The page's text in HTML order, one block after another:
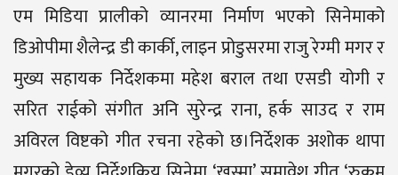
एम मिडिया प्रालीको व्यानरमा निर्माण भएको सिनेमाको
डिओपीमा शैलेन्द्र डी कार्की, लाइन प्रोडुसरमा राजु रेग्मी मगर र
मुख्य सहायक निर्देशकमा महेश बराल तथा एसडी योगी र
सरित राईको संगीत अनि सुरेन्द्र राना, हर्क साउद र राम
अविरल विष्टको गीत रचना रहेको छ।निर्देशक अशोक थापा